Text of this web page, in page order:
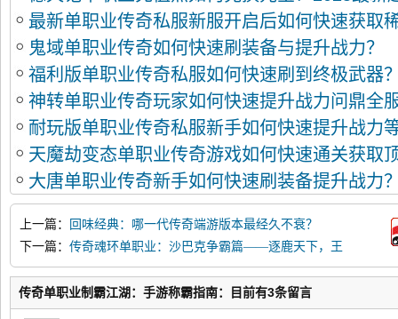
坑指南
最新单职业传奇私服新服开启后如何快速获取
鬼域单职业传奇如何快速刷装备与提升战力？
福利版单职业传奇私服如何快速刷到终极武器
神转单职业传奇玩家如何快速提升战力问鼎全
耐玩版单职业传奇私服新手如何快速提升战力
天魔劫变态单职业传奇游戏如何快速通关获取
大唐单职业传奇新手如何快速刷装备提升战力
上一篇：
回味经典：哪一代传奇端游版本最经久不衰？
下一篇： 传奇魂环单职业：沙巴克争霸篇——逐鹿天下，王
者归来
传奇单职业制霸江湖：手游称霸指南：目前有3条留言